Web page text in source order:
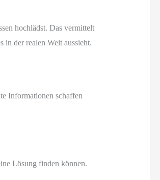
hochlädst. Das vermittelt
in der realen Welt aussieht.
Informationen schaffen
Lösung finden können.